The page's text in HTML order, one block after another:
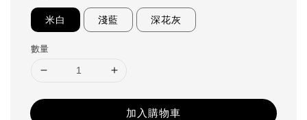
米白 淺藍 深花灰
數量
加入購物車